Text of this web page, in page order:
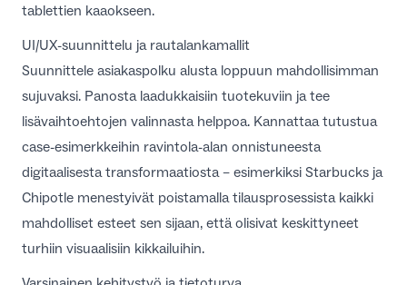
tablettien kaaokseen.
UI/UX-suunnittelu ja rautalankamallit
Suunnittele asiakaspolku alusta loppuun mahdollisimman
sujuvaksi. Panosta laadukkaisiin tuotekuviin ja tee
lisävaihtoehtojen valinnasta helppoa. Kannattaa tutustua
case-esimerkkeihin ravintola-alan onnistuneesta
digitaalisesta transformaatiosta – esimerkiksi Starbucks ja
Chipotle menestyivät poistamalla tilausprosessista kaikki
mahdolliset esteet sen sijaan, että olisivat keskittyneet
turhiin visuaalisiin kikkailuihin.